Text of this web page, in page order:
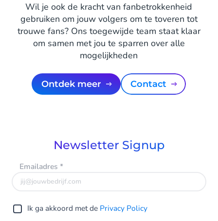
Wil je ook de kracht van fanbetrokkenheid
gebruiken om jouw volgers om te toveren tot
trouwe fans? Ons toegewijde team staat klaar
om samen met jou te sparren over alle
mogelijkheden
Ontdek meer Contact
Newsletter Signup
Emailadres *
Ik ga akkoord met de Privacy Policy